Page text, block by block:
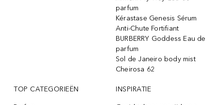
parfum
Kérastase Genesis Sérum
Anti-Chute Fortifiant
BURBERRY Goddess Eau de
parfum
Sol de Janeiro body mist
Cheirosa 62
TOP CATEGORIEËN INSPIRATIE